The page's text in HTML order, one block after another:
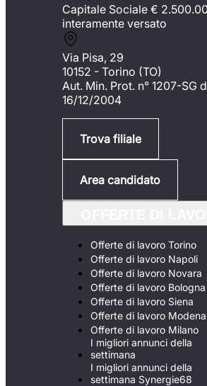
Capitale Sociale €
interamente versato
Via Pisa, 29
10152 - Torino (TO)
Aut. Min. Prot. n° 1207-SG
16/12/2004
Trova filiale
Area candidato
Offerte di lavoro Torino
Offerte di lavoro Napoli
Offerte di lavoro Novara
Offerte di lavoro Bologna
Offerte di lavoro Siena
Offerte di lavoro Modena
Offerte di lavoro Milano
I migliori annunci della
settimana
I migliori annunci della
settimana Synergie68